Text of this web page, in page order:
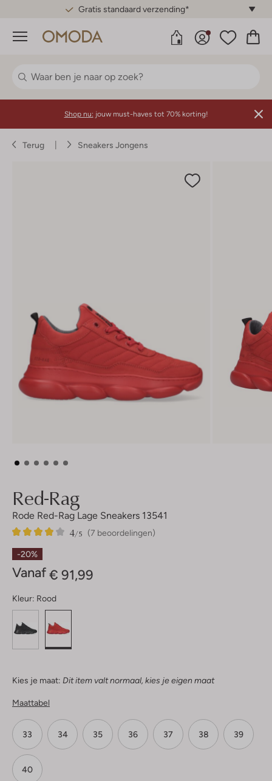
Gratis standaard verzending*
Menu
Shop nu: jouw must-haves tot 70% korting!
Terug Sneakers Jongens
Red-Rag
Rode Red-Rag Lage Sneakers 13541
(7 beoordelingen)
4/5
7
4
Sterren
-20%
Vanaf € 91,99
Kleur: Rood
Kies je maat: Dit item valt normaal, kies je eigen maat
Maattabel
33 34 35 36 37 38 39
40